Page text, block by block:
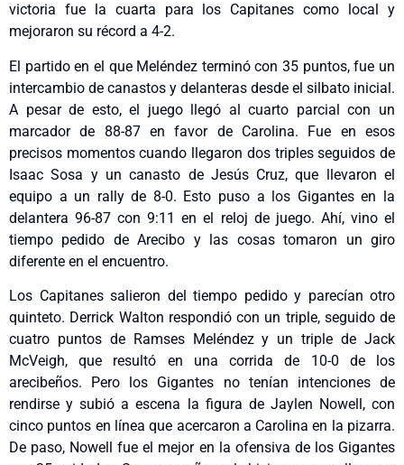
victoria fue la cuarta para los Capitanes como local y
mejoraron su récord a 4-2.
El partido en el que Meléndez terminó con 35 puntos, fue un
intercambio de canastos y delanteras desde el silbato inicial.
A pesar de esto, el juego llegó al cuarto parcial con un
marcador de 88-87 en favor de Carolina. Fue en esos
precisos momentos cuando llegaron dos triples seguidos de
Isaac Sosa y un canasto de Jesús Cruz, que llevaron el
equipo a un rally de 8-0. Esto puso a los Gigantes en la
delantera 96-87 con 9:11 en el reloj de juego. Ahí, vino el
tiempo pedido de Arecibo y las cosas tomaron un giro
diferente en el encuentro.
Los Capitanes salieron del tiempo pedido y parecían otro
quinteto. Derrick Walton respondió con un triple, seguido de
cuatro puntos de Ramses Meléndez y un triple de Jack
McVeigh, que resultó en una corrida de 10-0 de los
arecibeños. Pero los Gigantes no tenían intenciones de
rendirse y subió a escena la figura de Jaylen Nowell, con
cinco puntos en línea que acercaron a Carolina en la pizarra.
De paso, Nowell fue el mejor en la ofensiva de los Gigantes